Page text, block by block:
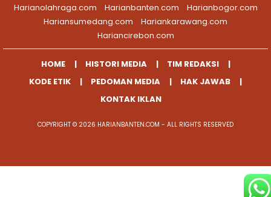
Harianolahraga.com
Harianbanten.com
Harianbogor.com
Hariansumedang.com
Hariankarawang.com
Hariancirebon.com
HOME HISTORI MEDIA
TIM REDAKSI
KODE ETIK
PEDOMAN MEDIA
HAK JAWAB
KONTAK IKLAN
COPYRIGHT © 2026 HARIANBANTEN.COM - ALL RIGHTS RESERVED